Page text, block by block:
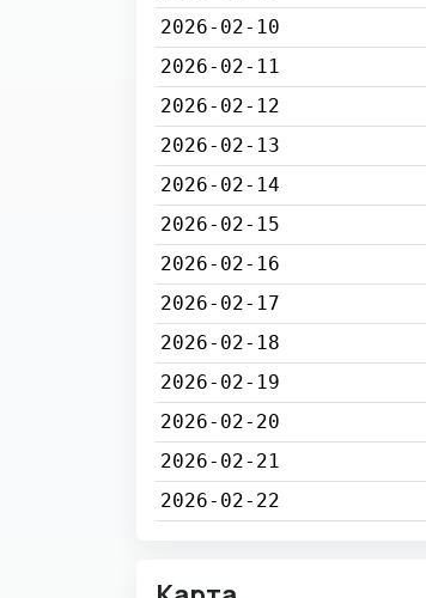
2026-02-10
2026-02-11
2026-02-12
2026-02-13
2026-02-14
2026-02-15
2026-02-16
2026-02-17
2026-02-18
2026-02-19
2026-02-20
2026-02-21
2026-02-22